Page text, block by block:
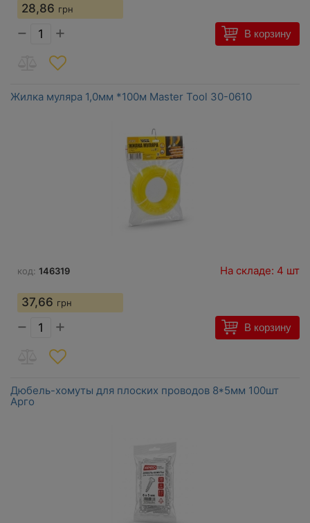
28,86 грн
− + В корзину
Жилка муляра 1,0мм *100м Master Tool 30-0610
код: 146319 На складе: 4 шт
37,66 грн
− + В корзину
Дюбель-хомуты для плоских проводов 8*5мм 100шт
Арго